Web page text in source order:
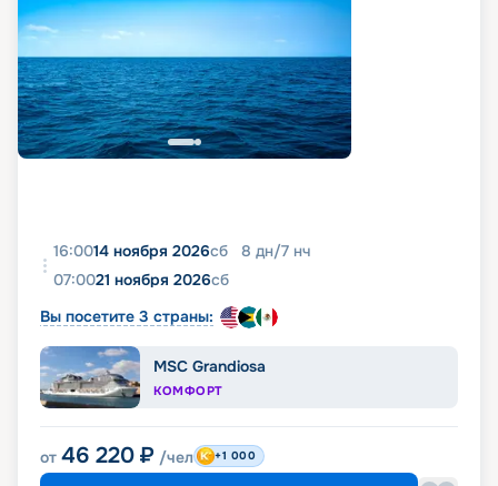
16:0014 ноября 2026сб 8 дн/7 нч
07:0021 ноября 2026сб
Вы посетите 3 страны:
MSC Grandiosa
КОМФОРТ
от 46 220 ₽ /чел +1 000